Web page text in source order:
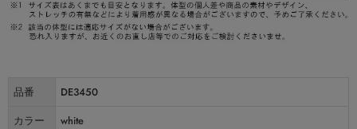
品番
DE3450
カラー
white